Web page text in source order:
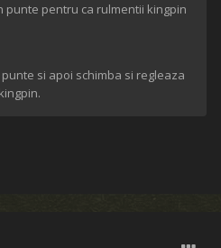
punte pentru ca rulmentii kingpin
si apoi schimba si regleaza